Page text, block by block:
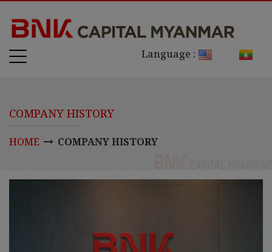
Language :
COMPANY HISTORY
HOME COMPANY HISTORY